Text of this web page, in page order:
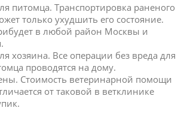
питомца. Транспортировка раненого
только ухудшить его состояние.
в любой район Москвы и
хозяина. Все операции без вреда для
проводятся на дому.
Стоимость ветеринарной помощи
от таковой в ветклинике